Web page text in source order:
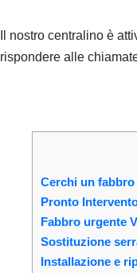
Il nostro centralino è
rispondere alle
Cerchi un
Pronto
Fabbro urgente
Sostituzione
Installazione e